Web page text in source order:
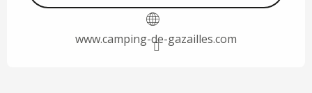
www.camping-de-gazailles.com